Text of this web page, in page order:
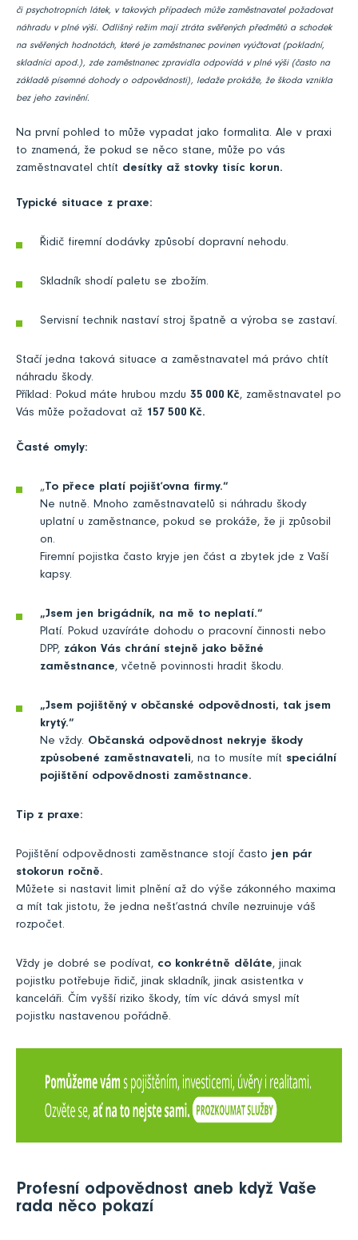
či psychotropních látek, v takových případech může zaměstnavatel požadovat
náhradu v plné výši. Odlišný režim mají ztráta svěřených předmětů a schodek
na svěřených hodnotách, které je zaměstnanec povinen vyúčtovat (pokladní,
skladníci apod.), zde zaměstnanec zpravidla odpovídá v plné výši (často na
základě písemné dohody o odpovědnosti), ledaže prokáže, že škoda vznikla
bez jeho zavinění.
Na první pohled to může vypadat jako formalita. Ale v praxi
to znamená, že pokud se něco stane, může po vás
zaměstnavatel chtít desítky až stovky tisíc korun.
Typické situace z praxe:
Řidič firemní dodávky způsobí dopravní nehodu.
Skladník shodí paletu se zbožím.
Servisní technik nastaví stroj špatně a výroba se zastaví.
Stačí jedna taková situace a zaměstnavatel má právo chtít
náhradu škody.
Příklad: Pokud máte hrubou mzdu 35 000 Kč, zaměstnavatel po
Vás může požadovat až 157 500 Kč.
Časté omyly:
„ To přece platí pojišťovna firmy.“
Ne nutně. Mnoho zaměstnavatelů si náhradu škody
uplatní u zaměstnance, pokud se prokáže, že ji způsobil
on.
Firemní pojistka často kryje jen část a zbytek jde z Vaší
kapsy.
„Jsem jen brigádník, na mě to neplatí.“
Platí. Pokud uzavíráte dohodu o pracovní činnosti nebo
DPP, zákon Vás chrání stejně jako běžné
zaměstnance, včetně povinnosti hradit škodu.
„Jsem pojištěný v občanské odpovědnosti, tak jsem
krytý.“
Ne vždy. Občanská odpovědnost nekryje škody
způsobené zaměstnavateli, na to musíte mít speciální
pojištění odpovědnosti zaměstnance.
Tip z praxe:
Pojištění odpovědnosti zaměstnance stojí častojen pár
stokorun ročně.
Můžete si nastavit limit plnění až do výše zákonného maxima
a mít tak jistotu, že jedna nešťastná chvíle nezruinuje váš
rozpočet.
Vždy je dobré se podívat, co konkrétně děláte, jinak
pojistku potřebuje řidič, jinak skladník, jinak asistentka v
kanceláři. Čím vyšší riziko škody, tím víc dává smysl mít
pojistku nastavenou pořádně.
Profesní odpovědnost aneb když Vaše
rada něco pokazí